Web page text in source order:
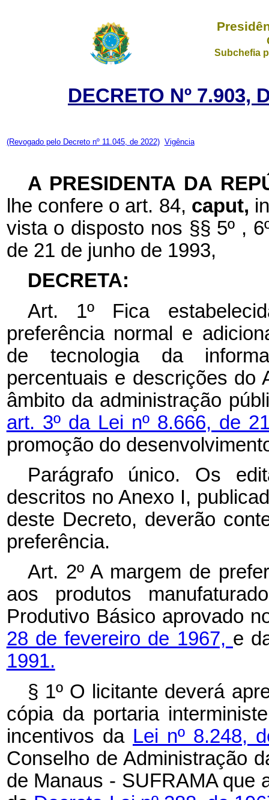
Subchefia
DECRETO Nº 7.903,
(Revogado pelo Decreto nº 11.045, de 2022) Vigência
A PRESIDENTA DA
lhe confere o art. 84, caput,
vista o disposto nos §§ 5º ,
de 21 de junho de 1993,
DECRETA:
Art. 1º Fica
preferência normal e
de tecnologia da
percentuais e descrições do
âmbito da administração
art. 3º da Lei nº 8.666, de
promoção do
Parágrafo único. Os
descritos no Anexo I,
deste Decreto, deverão
preferência.
Art. 2º A margem de
aos produtos
Produtivo Básico aprovado
28 de fevereiro de 1967, e
1991.
§ 1º O licitante deverá
cópia da portaria
incentivos da Lei nº 8.248,
Conselho de Administração
de Manaus - SUFRAMA que